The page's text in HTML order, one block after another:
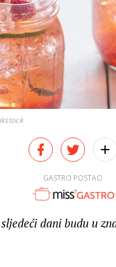
GASTRO POSTAO
dani budu u